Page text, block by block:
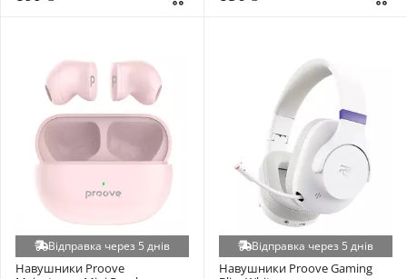
Відправка через 5 днів
Навушники Proove
Відправка через 5 днів
Навушники Proove Gaming